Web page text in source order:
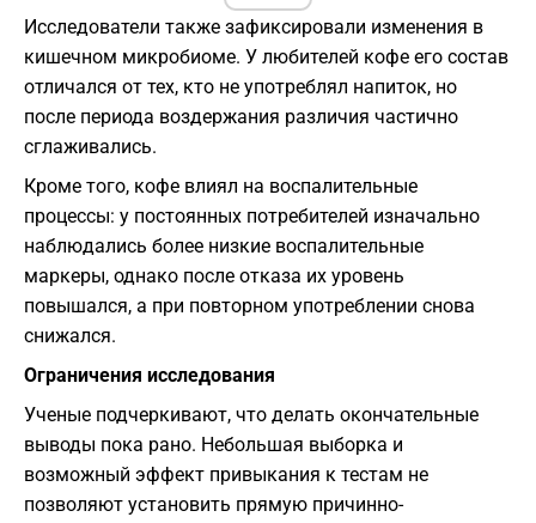
Исследователи также зафиксировали изменения в
кишечном микробиоме. У любителей кофе его состав
отличался от тех, кто не употреблял напиток, но
после периода воздержания различия частично
сглаживались.
Кроме того, кофе влиял на воспалительные
процессы: у постоянных потребителей изначально
наблюдались более низкие воспалительные
маркеры, однако после отказа их уровень
повышался, а при повторном употреблении снова
снижался.
Ограничения исследования
Ученые подчеркивают, что делать окончательные
выводы пока рано. Небольшая выборка и
возможный эффект привыкания к тестам не
позволяют установить прямую причинно-